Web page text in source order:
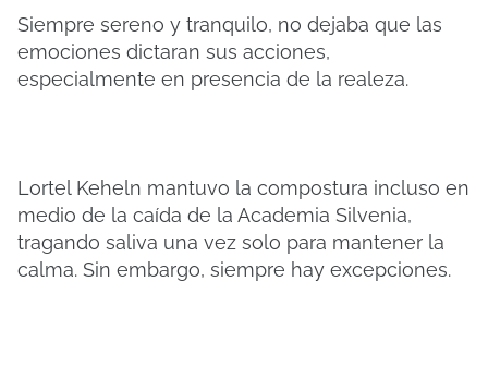
Siempre sereno y tranquilo, no dejaba que las
emociones dictaran sus acciones,
especialmente en presencia de la realeza.
Lortel Keheln mantuvo la compostura incluso en
medio de la caída de la Academia Silvenia,
tragando saliva una vez solo para mantener la
calma. Sin embargo, siempre hay excepciones.